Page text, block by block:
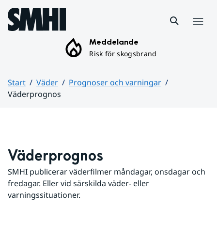
Hoppa till sidans innehåll
Meddelande
Risk för skogsbrand
Start Väder
Prognoser och varningar
Väderprognos
Väderprognos
SMHI publicerar väderfilmer måndagar, onsdagar och
fredagar. Eller vid särskilda väder- eller
varningssituationer.